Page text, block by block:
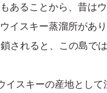
あることから、昔は
イスキー蒸溜所があ
されると、この島で
スキーの産地として